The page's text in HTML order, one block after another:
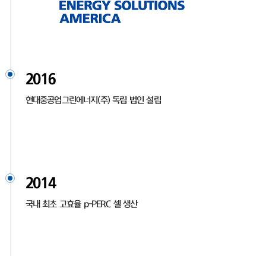
2016
현대중공업그린에너지(주) 독립 법인 설립
2014
국내 최초 고효율 p-PERC 셀 생산